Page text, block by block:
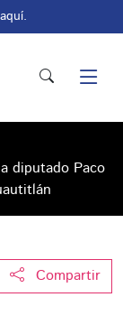
diputado Paco
Compartir